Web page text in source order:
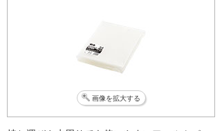
画像を拡大する